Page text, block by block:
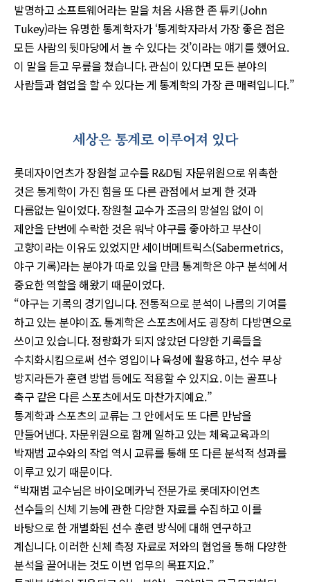
발명하고 소프트웨어라는 말을 처음 사용한 존 튜키(John
Tukey)라는 유명한 통계학자가 ‘통계학자라서 가장 좋은 점은
모든 사람의 뒷마당에서 놀 수 있다는 것’이라는 얘기를 했어요.
이 말을 듣고 무릎을 쳤습니다. 관심이 있다면 모든 분야의
사람들과 협업을 할 수 있다는 게 통계학의 가장 큰 매력입니다.”
세상은 통계로 이루어져 있다
롯데자이언츠가 장원철 교수를 R&D팀 자문위원으로 위촉한
것은 통계학이 가진 힘을 또 다른 관점에서 보게 한 것과
다름없는 일이었다. 장원철 교수가 조금의 망설임 없이 이
제안을 단번에 수락한 것은 워낙 야구를 좋아하고 부산이
고향이라는 이유도 있었지만 세이버메트릭스(Sabermetrics,
야구 기록)라는 분야가 따로 있을 만큼 통계학은 야구 분석에서
중요한 역할을 해왔기 때문이었다.
“야구는 기록의 경기입니다. 전통적으로 분석이 나름의 기여를
하고 있는 분야이죠. 통계학은 스포츠에서도 굉장히 다방면으로
쓰이고 있습니다. 정량화가 되지 않았던 다양한 기록들을
수치화시킴으로써 선수 영입이나 육성에 활용하고, 선수 부상
방지라든가 훈련 방법 등에도 적용할 수 있지요. 이는 골프나
축구 같은 다른 스포츠에서도 마찬가지예요.”
통계학과 스포츠의 교류는 그 안에서도 또 다른 만남을
만들어낸다. 자문위원으로 함께 일하고 있는 체육교육과의
박재범 교수와의 작업 역시 교류를 통해 또 다른 분석적 성과를
이루고 있기 때문이다.
“박재범 교수님은 바이오메카닉 전문가로 롯데자이언츠
선수들의 신체 기능에 관한 다양한 자료를 수집하고 이를
바탕으로 한 개별화된 선수 훈련 방식에 대해 연구하고
계십니다. 이러한 신체 측정 자료로 저와의 협업을 통해 다양한
분석을 끌어내는 것도 이번 업무의 목표지요.”